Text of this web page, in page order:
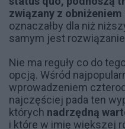
związany z
oznaczałby dla niż
samym jest
Nie ma reguły co do
opcją. Wśród
wprowadzeniem
najczęściej pada ten
których nadrzędną
i które w imię większej